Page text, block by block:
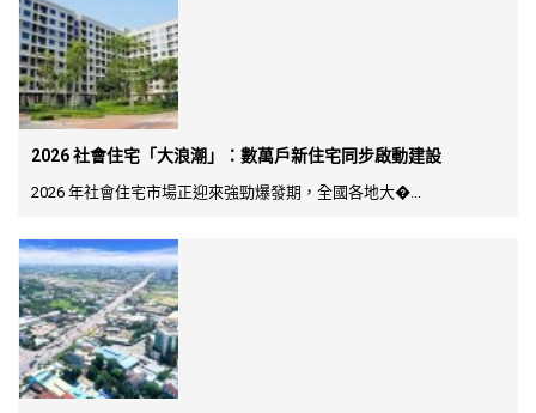
2026 社會住宅「大浪潮」：數萬戶新住宅同步啟動建設
2026 年社會住宅市場正迎來強勁爆發期，全國各地大�...